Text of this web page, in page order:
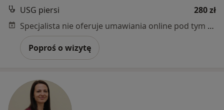
USG piersi
280 zł
Specjalista nie oferuje umawiania online pod tym adresem.
Poproś o wizytę